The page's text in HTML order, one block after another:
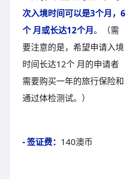
次入境时间可以是3个月，6
个 月或长达12个月。
（需
要注意的是，希望申请入境
时间长达12个 月的申请者
需要购买一年的旅行保险和
通过体检测试。）
- 签证费： 140澳币